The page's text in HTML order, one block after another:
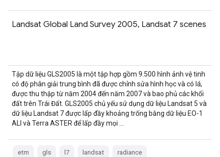
Landsat Global Land Survey 2005, Landsat 7 scenes
Tập dữ liệu GLS2005 là một tập hợp gồm 9.500 hình ảnh vệ tinh
có độ phân giải trung bình đã được chỉnh sửa hình học và có lá,
được thu thập từ năm 2004 đến năm 2007 và bao phủ các khối
đất trên Trái Đất. GLS2005 chủ yếu sử dụng dữ liệu Landsat 5 và
dữ liệu Landsat 7 được lấp đầy khoảng trống bằng dữ liệu EO-1
ALI và Terra ASTER để lấp đầy mọi …
etm gls l7 landsat radiance